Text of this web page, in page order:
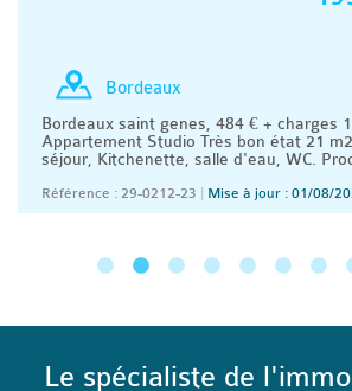
Bordeaux
Bordeaux saint genes, 484 € + charges
Appartement Studio Très bon état 21
séjour, Kitchenette, salle d'eau, WC.
Référence : 29-0212-23 Mise à jour : 01/08/
Le spécialiste de